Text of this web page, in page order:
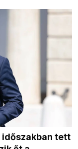
időszakban tett